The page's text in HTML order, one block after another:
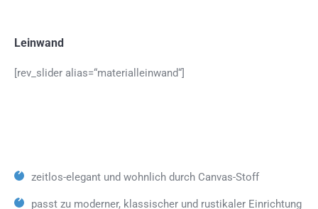
Leinwand
[rev_slider alias=“materialleinwand“]
zeitlos-elegant und wohnlich durch Canvas-Stoff
passt zu moderner, klassischer und rustikaler Einrichtung